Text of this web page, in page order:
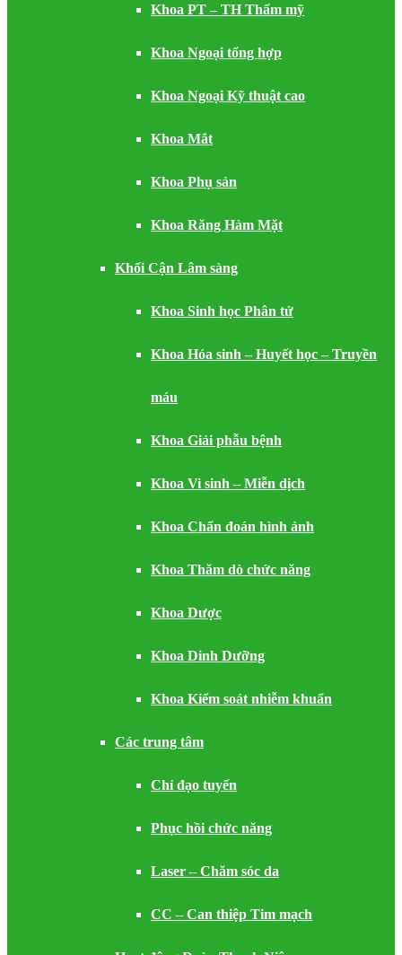
Khoa PT – TH Thẩm mỹ
Khoa Ngoại tổng hợp
Khoa Ngoại Kỹ thuật cao
Khoa Mắt
Khoa Phụ sản
Khoa Răng Hàm Mặt
Khối Cận Lâm sàng
Khoa Sinh học Phân tử
Khoa Hóa sinh – Huyết học – Truyền
máu
Khoa Giải phẫu bệnh
Khoa Vi sinh – Miễn dịch
Khoa Chẩn đoán hình ảnh
Khoa Thăm dò chức năng
Khoa Dược
Khoa Dinh Dưỡng
Khoa Kiểm soát nhiễm khuẩn
Các trung tâm
Chỉ đạo tuyến
Phục hồi chức năng
Laser – Chăm sóc da
CC – Can thiệp Tim mạch